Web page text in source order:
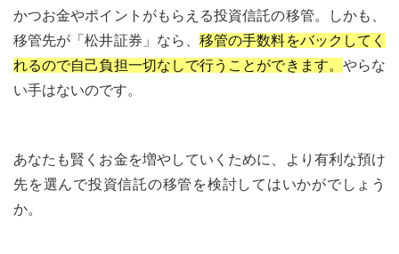
かつお金やポイントがもらえる投資信託の移管。しかも、
移管先が「松井証券」なら、移管の手数料をバックしてく
れるので自己負担一切なしで行うことができます。 やらな
い手はないのです。
あなたも賢くお金を増やしていくために、より有利な預け
先を選んで投資信託の移管を検討してはいかがでしょう
か。